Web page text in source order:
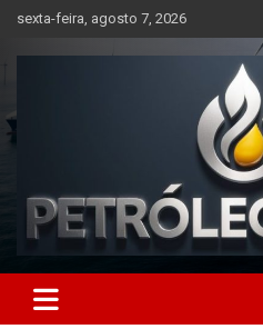
content
sexta-feira, agosto 7, 2026
Petróleo e Gás
notícias